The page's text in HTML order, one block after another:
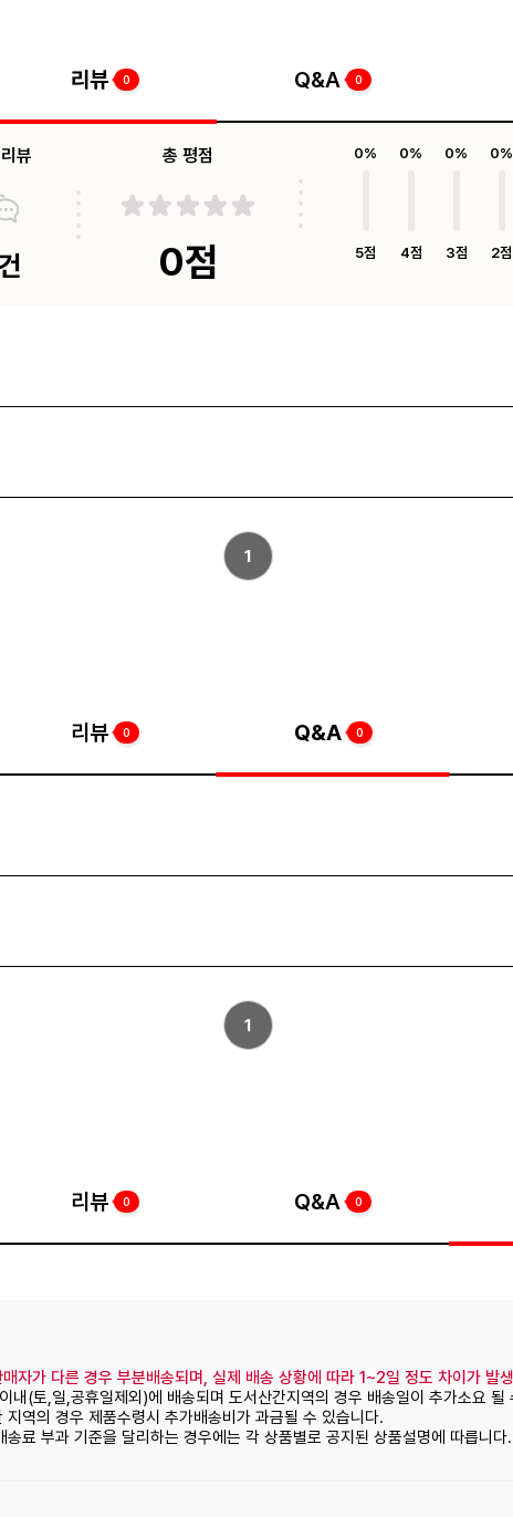
리뷰 0 Q&A 0
뷰 총 평점
0점
0%
5점
0%
4점
0%
3점
0%
2점
1
리뷰 0 Q&A 0
1
리뷰 0 Q&A 0
자가 다른 경우 부분배송되며, 실제 배송 상황에 따라 1~2일 정도 차이가 발
내(토,일,공휴일제외)에 배송되며 도서산간지역의 경우 배송일이 추가소요 될
역의 경우 제품수령시 추가배송비가 과금될 수 있습니다.
료 부과 기준을 달리하는 경우에는 각 상품별로 공지된 상품설명에 따릅니다.